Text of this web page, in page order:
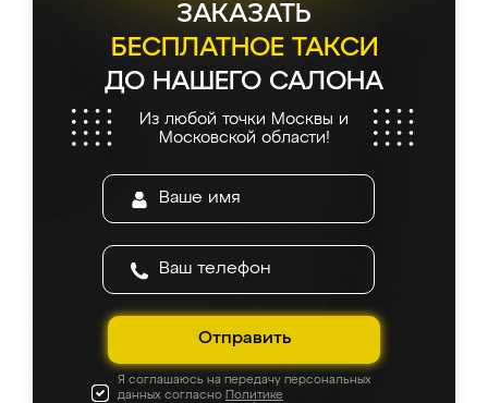
ЗАКАЗАТЬ
БЕСПЛАТНОЕ ТАКСИ
ДО НАШЕГО САЛОНА
Из любой точки Москвы и
Московской области!
Отправить
Я соглашаюсь на передачу персональных
данных согласно Политике